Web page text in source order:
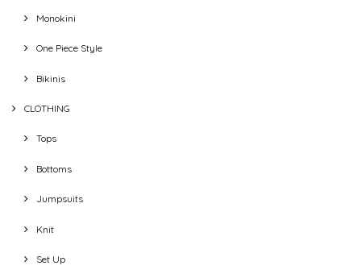
Monokini
One Piece Style
Bikinis
CLOTHING
Tops
Bottoms
Jumpsuits
Knit
Set Up